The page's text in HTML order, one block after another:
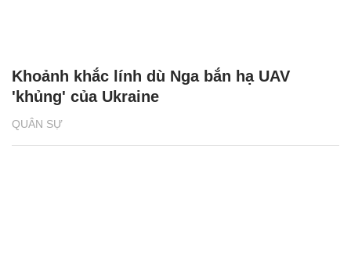
QUÂN SỰ
Khoảnh khắc lính dù Nga bắn hạ UAV
'khủng' của Ukraine